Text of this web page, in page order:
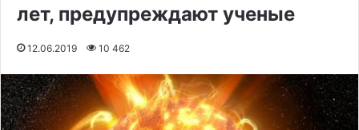
лет, предупреждают ученые
12.06.2019 10 462